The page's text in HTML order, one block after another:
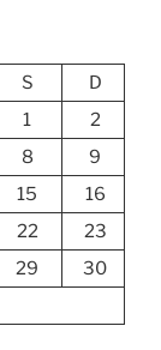
S
D
1
2
8
9
15
16
22
23
29
30